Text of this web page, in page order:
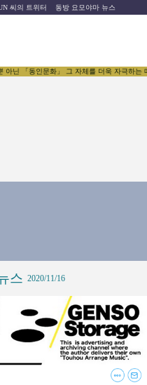
씨의 트위터 동방 요모야마 뉴스
「동인문화」 그 자체를 더욱 자극하는 매
스 2020/11/16